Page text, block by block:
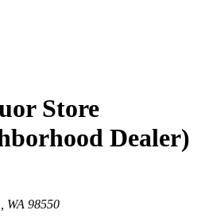
Store
Dealer)
WA 98550